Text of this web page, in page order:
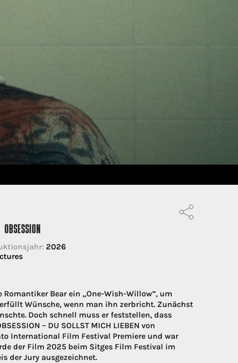
OBSESSION
2026
Romantiker Bear ein „One-Wish-Willow”, um
Wünsche, wenn man ihn zerbricht. Zunächst
Doch schnell muss er feststellen, dass
– DU SOLLST MICH LIEBEN von
International Film Festival Premiere und war
der Film 2025 beim Sitges Film Festival im
der Jury ausgezeichnet.